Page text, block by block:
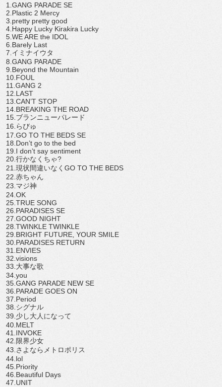
1.GANG PARADE SE
2.Plastic 2 Mercy
3.pretty pretty good
4.Happy Lucky Kirakira Lucky
5.WE ARE the IDOL
6.Barely Last
7. イミナイウタ
8.GANG PARADE
9.Beyond the Mountain
10.FOUL
11.GANG 2
12.LAST
13.CAN’T STOP
14.BREAKING THE ROAD
15. ブランニューパレード
16. らびゅ
17.GO TO THE BEDS SE
18.Don’t go to the bed
19.I don’t say sentiment
20. 行かなくちゃ?
21. 現状間違いなく GO TO THE BEDS
22. 赤ちゃん
23. マジ神
24.OK
25.TRUE SONG
26.PARADISES SE
27.GOOD NIGHT
28.TWINKLE TWINKLE
29.BRIGHT FUTURE, YOUR SMILE
30.PARADISES RETURN
31.ENVIES
32.visions
33. 大事な歌
34.you
35.GANG PARADE NEW SE
36.PARADE GOES ON
37.Period
38. シグナル
39. 少し大人になって
40.MELT
41.INVOKE
42. 限界少女
43. さよならメトロポリス
44.lol
45.Priority
46.Beautiful Days
47.UNIT